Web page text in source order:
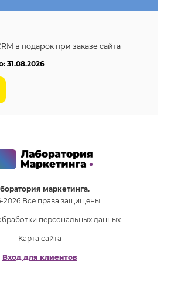
в подарок при заказе сайта
31.08.2026
маркетинга.
2026 Все права защищены.
персональных данных
Карта сайта
Вход для клиентов